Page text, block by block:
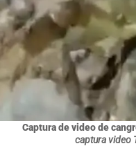
Captura de video de
captura video